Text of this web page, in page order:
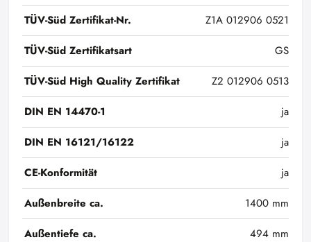
TÜV-Süd Zertifikat-Nr.
Z1A 012906 0521
TÜV-Süd Zertifikatsart
GS
TÜV-Süd High Quality Zertifikat
Z2 012906 0513
DIN EN 14470-1
ja
DIN EN 16121/16122
ja
CE-Konformität
ja
Außenbreite ca.
1400 mm
Außentiefe ca.
494 mm